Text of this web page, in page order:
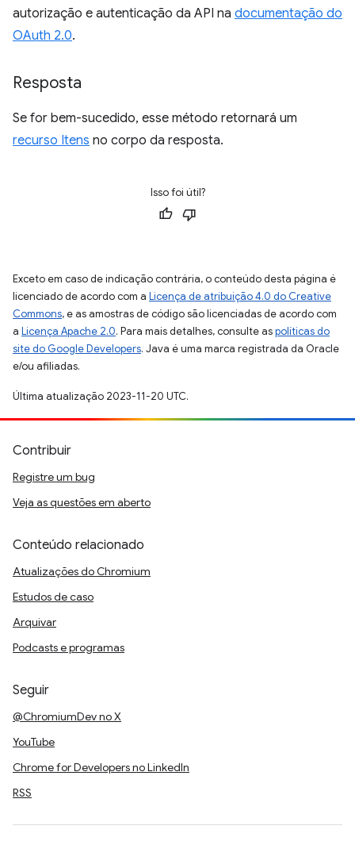
autorização e autenticação da API na documentação do
OAuth 2.0.
Resposta
Se for bem-sucedido, esse método retornará um
recurso Itens no corpo da resposta.
Isso foi útil?
Exceto em caso de indicação contrária, o conteúdo desta página é
licenciado de acordo com a Licença de atribuição 4.0 do Creative
Commons, e as amostras de código são licenciadas de acordo com
a Licença Apache 2.0. Para mais detalhes, consulte aspolíticas do
site do Google Developers. Java é uma marca registrada da Oracle
e/ou afiliadas.
Última atualização 2023-11-20 UTC.
Contribuir
Registre um bug
Veja as questões em aberto
Conteúdo relacionado
Atualizações do Chromium
Estudos de caso
Arquivar
Podcasts e programas
Seguir
@ChromiumDev no X
YouTube
Chrome for Developers no LinkedIn
RSS